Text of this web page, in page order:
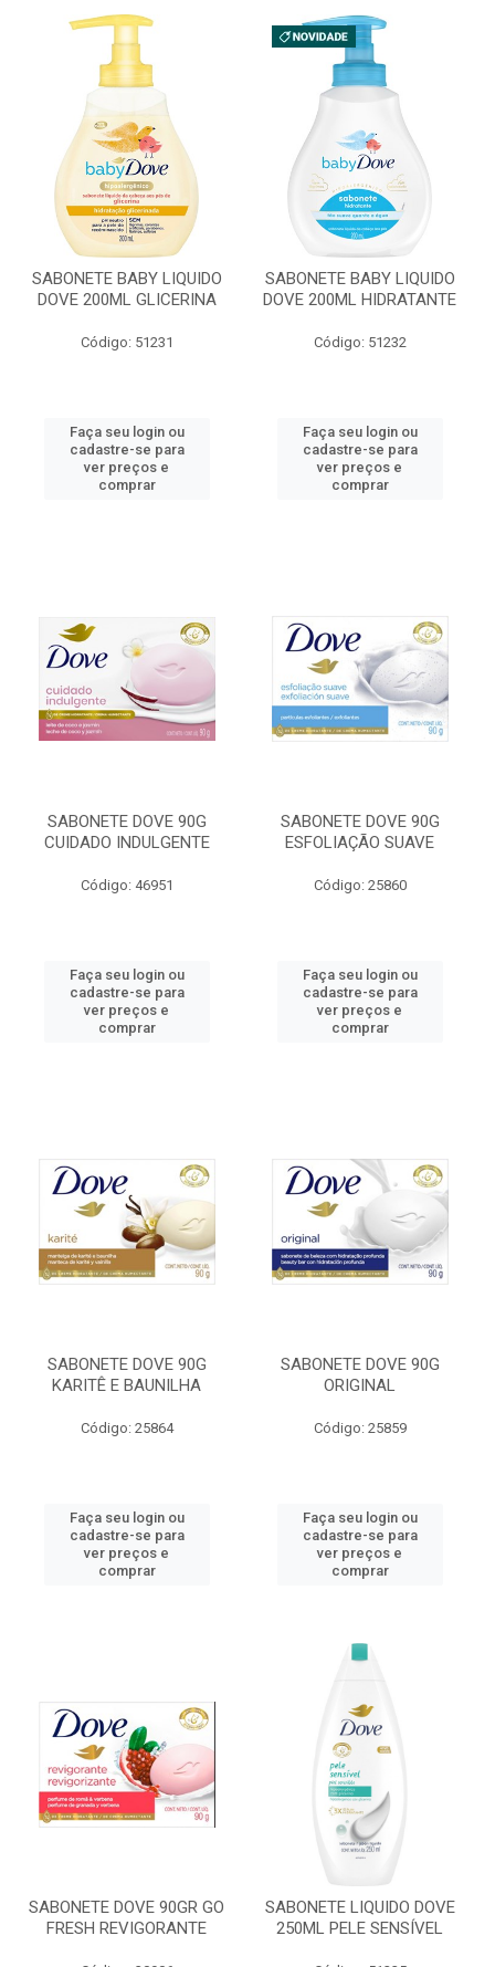
SABONETE BABY LIQUIDO
DOVE 200ML GLICERINA
Código: 51231
Faça seu login ou
cadastre-se para
ver preços e
comprar
SABONETE BABY LIQUIDO
DOVE 200ML HIDRATANTE
Código: 51232
Faça seu login ou
cadastre-se para
ver preços e
comprar
SABONETE DOVE 90G
CUIDADO INDULGENTE
Código: 46951
Faça seu login ou
cadastre-se para
ver preços e
comprar
SABONETE DOVE 90G
ESFOLIAÇÃO SUAVE
Código: 25860
Faça seu login ou
cadastre-se para
ver preços e
comprar
SABONETE DOVE 90G
KARITÊ E BAUNILHA
Código: 25864
Faça seu login ou
cadastre-se para
ver preços e
comprar
SABONETE DOVE 90G
ORIGINAL
Código: 25859
Faça seu login ou
cadastre-se para
ver preços e
comprar
SABONETE DOVE 90GR GO
FRESH REVIGORANTE
SABONETE LIQUIDO DOVE
250ML PELE SENSÍVEL